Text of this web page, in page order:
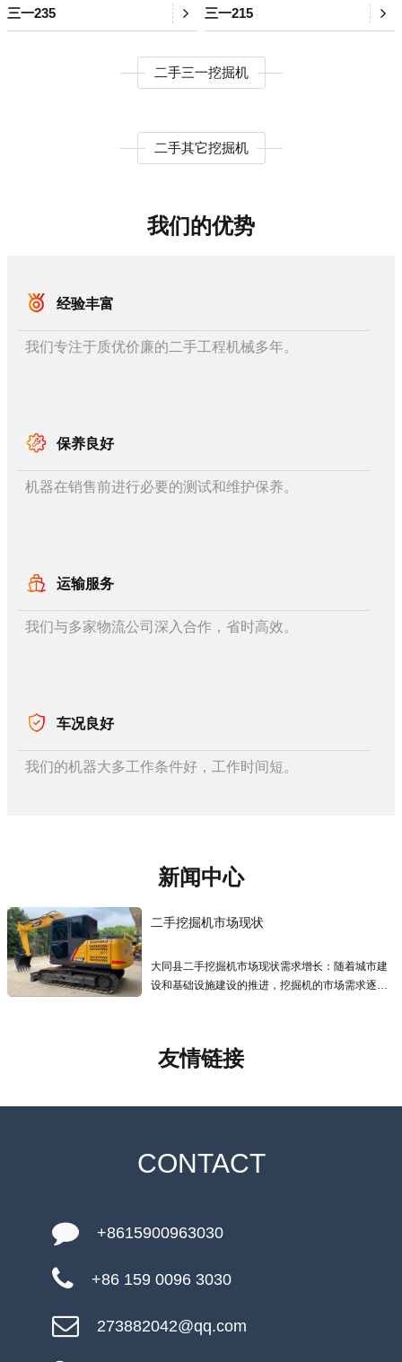
三一235 三一215
二手三一挖掘机
二手其它挖掘机
我们的优势
经验丰富
我们专注于质优价廉的二手工程机械多年。
保养良好
机器在销售前进行必要的测试和维护保养。
运输服务
我们与多家物流公司深入合作，省时高效。
车况良好
我们的机器大多工作条件好，工作时间短。
新闻中心
二手挖掘机市场现状
大同县二手挖掘机市场现状需求增长：随着城市建
设和基础设施建设的推进，挖掘机的市场需求逐年
友情链接
CONTACT
+8615900963030
+86 159 0096 3030
273882042@qq.com